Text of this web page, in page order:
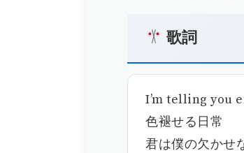
歌詞
I’m telling you
色褪せる日常
君は僕の欠かせ